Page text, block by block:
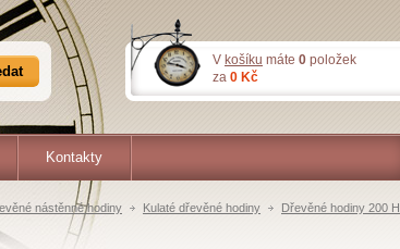
V košíku máte 0 položek
za 0 Kč
Kontakty
nástěnné hodiny Kulaté dřevěné hodiny Dřevěné hodiny 200 H